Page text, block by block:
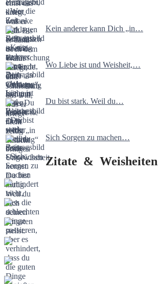
Kein anderer kann Dich „in…
Wo Liebe ist und Weisheit,…
Du bist stark. Weil du…
Sich Sorgen zu machen…
Zitate & Weisheiten